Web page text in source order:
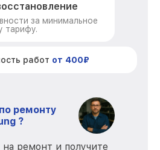
за минимальное
тарифу.
работ от 400₽
ремонту
?
ремонт и получите